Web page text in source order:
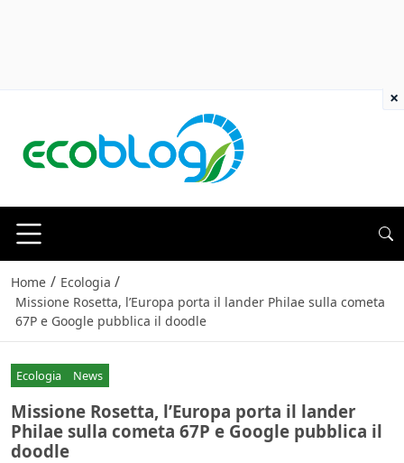
Home / Ecologia /
Missione Rosetta, l’Europa porta il lander Philae sulla cometa
67P e Google pubblica il doodle
Ecologia News
Missione Rosetta, l’Europa porta il lander
Philae sulla cometa 67P e Google pubblica il
doodle
×